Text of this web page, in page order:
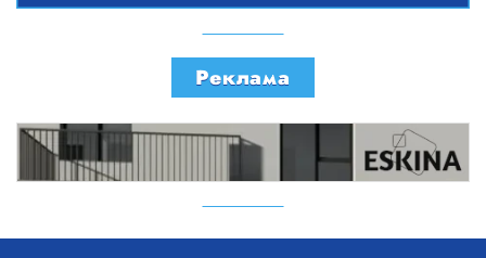
Реклама